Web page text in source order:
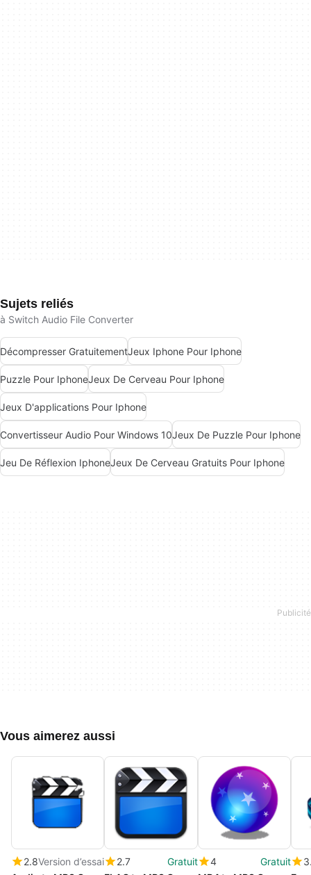
Sujets reliés
à Switch Audio File Converter
Décompresser GratuitementJeux Iphone Pour Iphone
Puzzle Pour IphoneJeux De Cerveau Pour Iphone
Jeux D'applications Pour Iphone
Convertisseur Audio Pour Windows 10Jeux De Puzzle Pour Iphone
Jeu De Réflexion IphoneJeux De Cerveau Gratuits Pour Iphone
Vous aimerez aussi
2.8Version d’essai
2.7
Gratuit
4
Gratuit